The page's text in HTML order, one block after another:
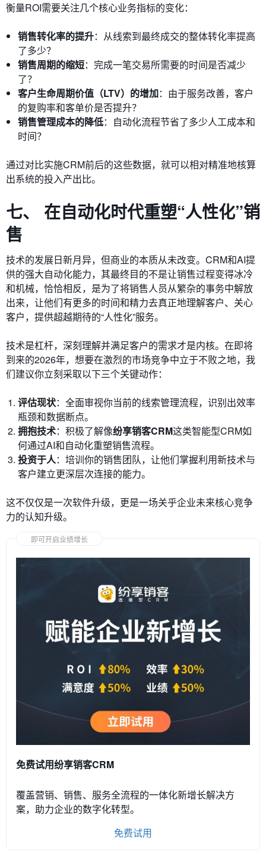
衡量ROI需要关注几个核心业务指标的变化：
销售转化率的提升：从线索到最终成交的整体转化率提高
了多少？
销售周期的缩短：完成一笔交易所需要的时间是否减少
了？
客户生命周期价值（LTV）的增加：由于服务改善，客户
的复购率和客单价是否提升？
销售管理成本的降低：自动化流程节省了多少人工成本和
时间？
通过对比实施CRM前后的这些数据，就可以相对精准地核算
出系统的投入产出比。
七、 在自动化时代重塑“人性化”销
售
技术的发展日新月异，但商业的本质从未改变。CRM和AI提
供的强大自动化能力，其最终目的不是让销售过程变得冰冷
和机械，恰恰相反，是为了将销售人员从繁杂的事务中解放
出来，让他们有更多的时间和精力去真正地理解客户、关心
客户，提供超越期待的“人性化”服务。
技术是杠杆，深刻理解并满足客户的需求才是内核。在即将
到来的2026年，想要在激烈的市场竞争中立于不败之地，我
们建议你立刻采取以下三个关键动作：
评估现状：全面审视你当前的线索管理流程，识别出效率
瓶颈和数据断点。
拥抱技术：积极了解像纷享销客CRM这类智能型CRM如
何通过AI和自动化重塑销售流程。
投资于人：培训你的销售团队，让他们掌握利用新技术与
客户建立更深层次连接的能力。
这不仅仅是一次软件升级，更是一场关乎企业未来核心竞争
力的认知升级。
即可开启业绩增长
免费试用纷享销客CRM
覆盖营销、销售、服务全流程的一体化新增长解决方
案，助力企业的数字化转型。
免费试用